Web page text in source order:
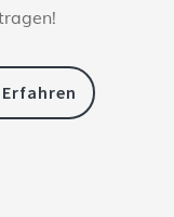
Erfahren